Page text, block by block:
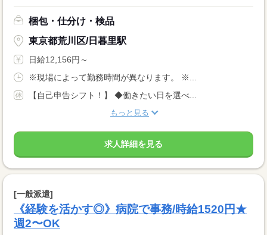
梱包・仕分け・検品
東京都荒川区/日暮里駅
日給12,156円～
※現場によって勤務時間が異なります。 ※...
【自己申告シフト！】 ◆働きたい日を選べ...
もっと見る
求人詳細を見る
[一般派遣]
《経験を活かす◎》病院で事務/時給1520円★
週2〜OK